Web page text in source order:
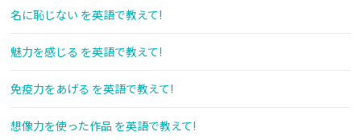
名に恥じない を英語で教えて!
魅力を感じる を英語で教えて!
免疫力をあげる を英語で教えて!
想像力を使った作品 を英語で教えて!